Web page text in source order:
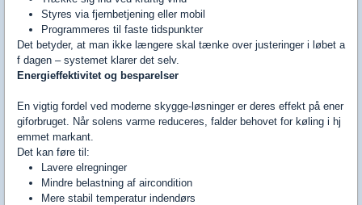
Styres via fjernbetjening eller mobil
Programmeres til faste tidspunkter
Det betyder, at man ikke længere skal tænke over justeringer i løbet a
f dagen – systemet klarer det selv.
Energieffektivitet og besparelser
En vigtig fordel ved moderne skygge-løsninger er deres effekt på ener
giforbruget. Når solens varme reduceres, falder behovet for køling i hj
emmet markant.
Det kan føre til:
Lavere elregninger
Mindre belastning af aircondition
Mere stabil temperatur indendørs